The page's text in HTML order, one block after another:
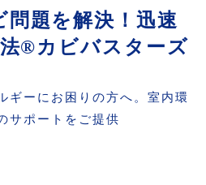
問題を解決！迅速
®カビバスターズ
ギーにお困りの方へ。室内環
サポートをご提供